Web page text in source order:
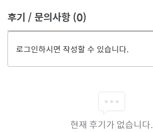
후기 / 문의사항(0)
로그인하시면 작성할 수 있습니다.
현재 후기가 없습니다.